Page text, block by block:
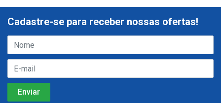
Cadastre-se para receber nossas ofertas!